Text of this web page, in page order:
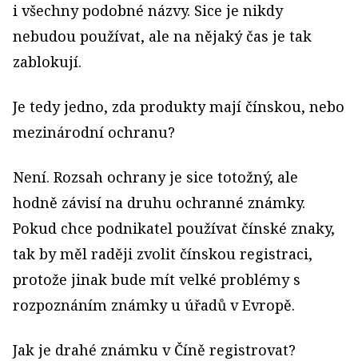
i všechny podobné názvy. Sice je nikdy
nebudou používat, ale na nějaký čas je tak
zablokují.
Je tedy jedno, zda produkty mají čínskou, nebo
mezinárodní ochranu?
Není. Rozsah ochrany je sice totožný, ale
hodně závisí na druhu ochranné známky.
Pokud chce podnikatel používat čínské znaky,
tak by měl raději zvolit čínskou registraci,
protože jinak bude mít velké problémy s
rozpoznáním známky u úřadů v Evropě.
Jak je drahé známku v Číně registrovat?